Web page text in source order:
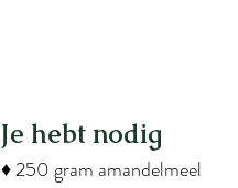
Je hebt nodig
♦ 250 gram amandelmeel